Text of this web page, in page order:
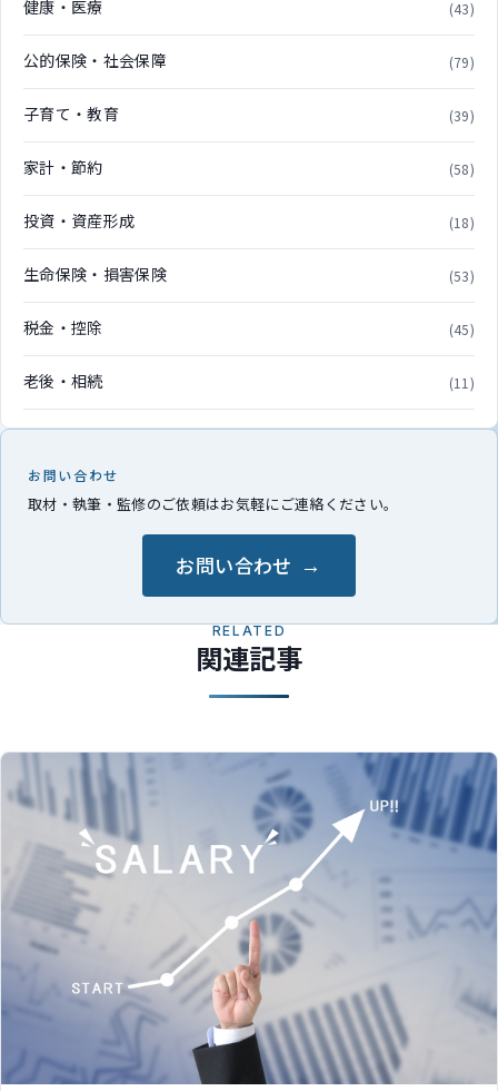
健康・医療 (43)
公的保険・社会保障 (79)
子育て・教育 (39)
家計・節約 (58)
投資・資産形成 (18)
生命保険・損害保険 (53)
税金・控除 (45)
老後・相続 (11)
お問い合わせ
取材・執筆・監修のご依頼はお気軽にご連絡ください。
お問い合わせ
RELATED
関連記事